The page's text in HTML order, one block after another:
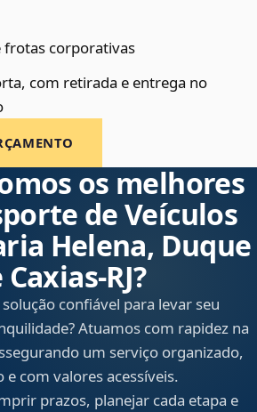
frotas corporativas
com retirada e entrega no
os melhores
de Veículos
Helena, Duque
confiável para levar seu
Atuamos com rapidez na
um serviço organizado,
e com valores acessíveis.
prazos, planejar cada etapa e